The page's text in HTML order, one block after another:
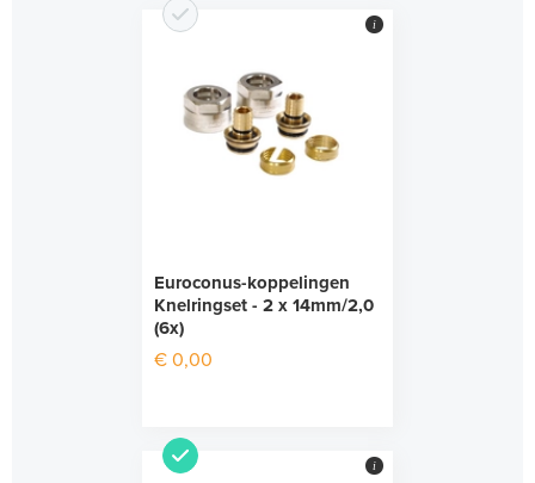
Euroconus-koppelingen
Knelringset - 2 x 14mm/2,0
(6x)
€ 0,00
i
i